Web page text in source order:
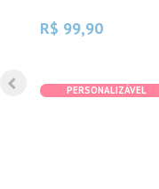
R$ 99,90
PERSONALIZÁVEL